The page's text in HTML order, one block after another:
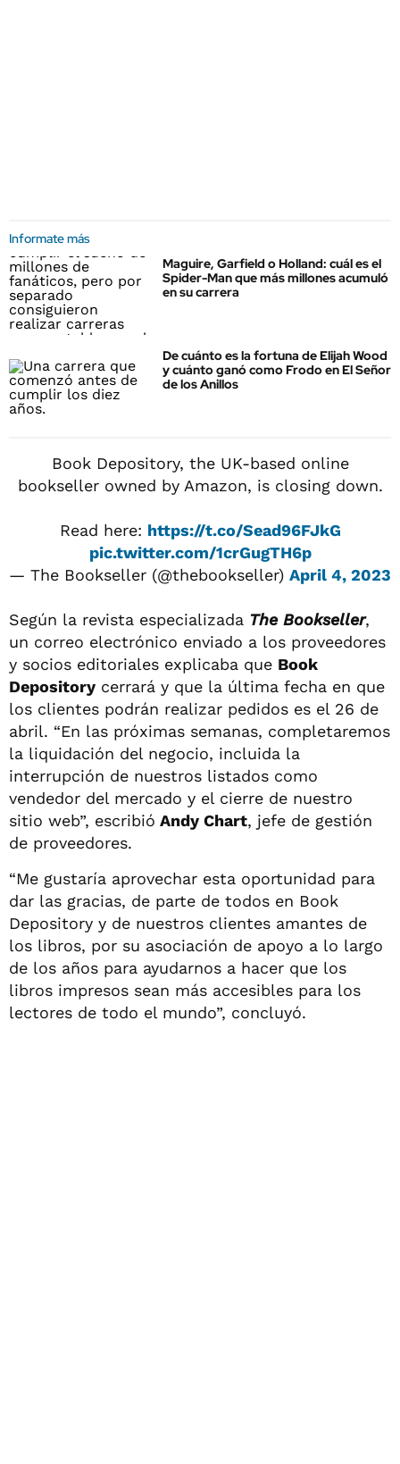
Informate más
Maguire, Garfield o Holland: cuál es el
Spider-Man que más millones acumuló
en su carrera
De cuánto es la fortuna de Elijah Wood
y cuánto ganó como Frodo en El Señor
de los Anillos
Book Depository, the UK-based online
bookseller owned by Amazon, is closing down.
Read here: https://t.co/Sead96FJkG
pic.twitter.com/1crGugTH6p
— The Bookseller (@thebookseller) April 4, 2023
Según la revista especializada The Bookseller,
un correo electrónico enviado a los proveedores
y socios editoriales explicaba que Book
Depository cerrará y que la última fecha en que
los clientes podrán realizar pedidos es el 26 de
abril. “En las próximas semanas, completaremos
la liquidación del negocio, incluida la
interrupción de nuestros listados como
vendedor del mercado y el cierre de nuestro
sitio web”, escribió Andy Chart, jefe de gestión
de proveedores.
“Me gustaría aprovechar esta oportunidad para
dar las gracias, de parte de todos en Book
Depository y de nuestros clientes amantes de
los libros, por su asociación de apoyo a lo largo
de los años para ayudarnos a hacer que los
libros impresos sean más accesibles para los
lectores de todo el mundo”, concluyó.